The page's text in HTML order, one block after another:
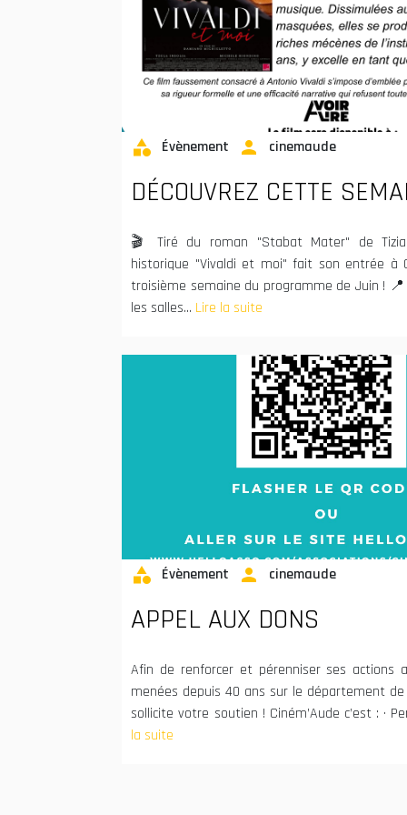
category Évènement person cinemaude
DÉCOUVREZ CETTE
🎬 Tiré du roman "Stabat Mater" de
historique "Vivaldi et moi" fait son entrée à
troisième semaine du programme de Juin !
les salles... Lire la suite
category Évènement person cinemaude
APPEL AUX DONS
Afin de renforcer et pérenniser ses actions
menées depuis 40 ans sur le département de
sollicite votre soutien ! Ciném’Aude c’est : ·
la suite